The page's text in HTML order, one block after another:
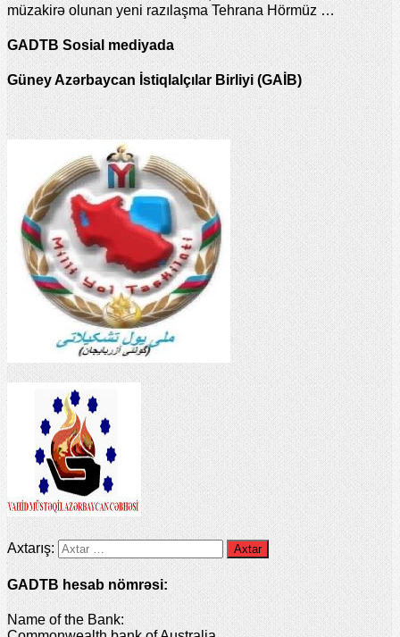
müzakirə olunan yeni razılaşma Tehrana Hörmüz …
GADTB Sosial mediyada
Güney Azərbaycan İstiqlalçılar Birliyi (GAİB)
Axtarış:
GADTB hesab nömrəsi:
Name of the Bank: